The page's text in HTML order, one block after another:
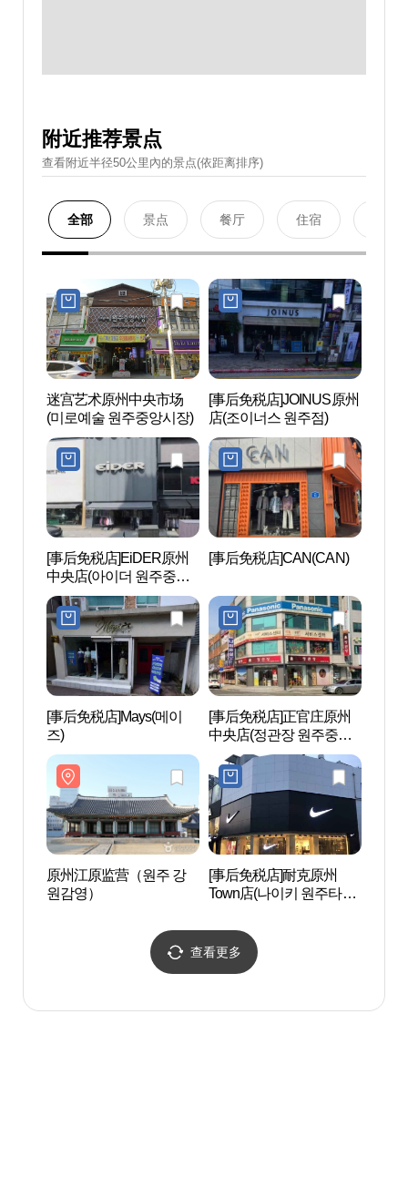
附近推荐景点
查看附近半径50公里內的景点(依距离排序)
全部 景点 餐厅 住宿
迷宫艺术原州中央市场
(미로예술 원주중앙시장)
[事后免税店]JOINUS原州
店(조이너스 원주점)
[事后免税店]EiDER原州
中央店(아이더 원주중앙
점)
[事后免税店]CAN(CAN)
[事后免税店]Mays(메이
즈)
[事后免税店]正官庄原州
中央店(정관장 원주중앙
原州江原监营（원주 강
원감영）
[事后免税店]耐克原州
Town店(나이키 원주타운
查看更多